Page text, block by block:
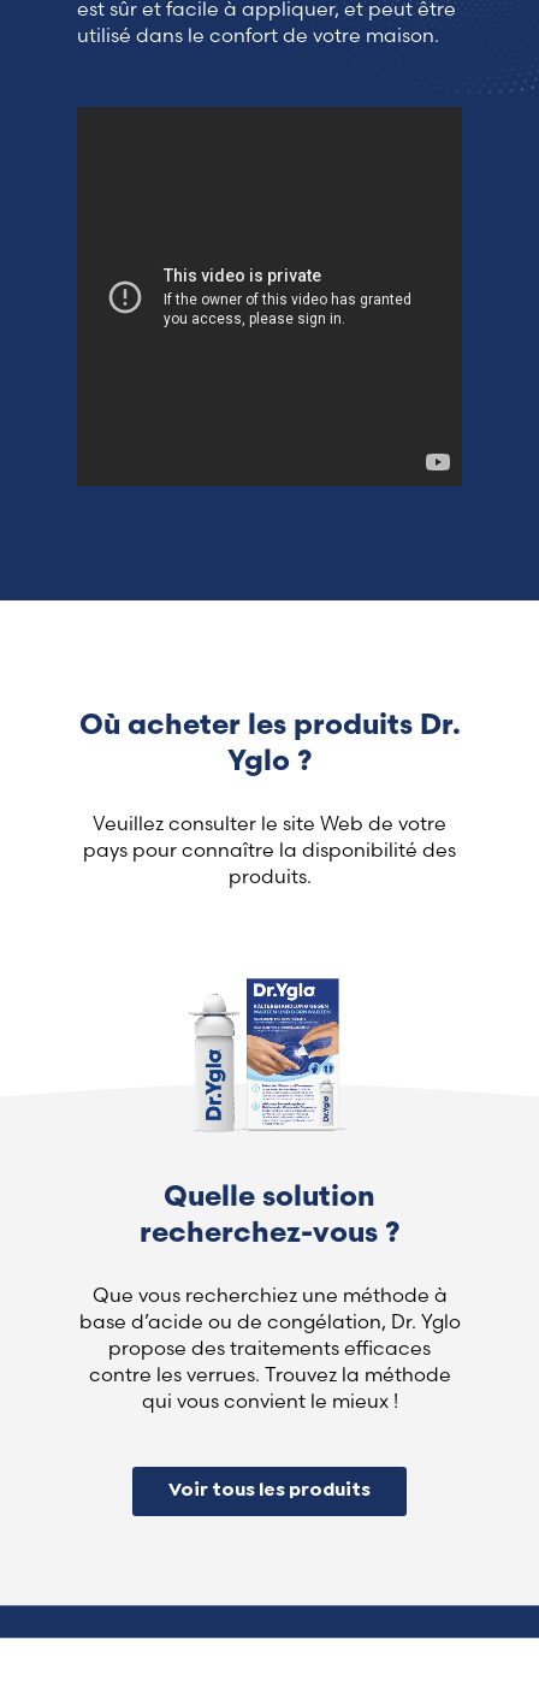
est sûr et facile à appliquer, et peut être
utilisé dans le confort de votre maison.
Où acheter les produits Dr.
Yglo ?
Veuillez consulter le site Web de votre
pays pour connaître la disponibilité des
produits.
Quelle solution
recherchez-vous ?
Que vous recherchiez une méthode à
base d’acide ou de congélation, Dr. Yglo
propose des traitements efficaces
contre les verrues. Trouvez la méthode
qui vous convient le mieux !
Voir tous les produits